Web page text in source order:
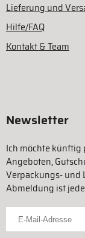
Lieferung und
Hilfe/FAQ
Kontakt & Team
Newsletter
Ich möchte künftig
Angeboten,
Verpackungs- und
Abmeldung ist
Für Newsletter